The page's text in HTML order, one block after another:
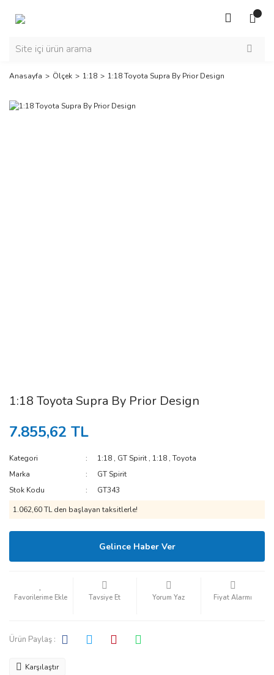
Anasayfa Ölçek 1:18 1:18 Toyota Supra By Prior Design
1:18 Toyota Supra By Prior Design
7.855,62 TL
Kategori 1:18 , GT Spirit , 1:18 ,Toyota
Marka
GT Spirit
Stok Kodu
GT343
1.062,60 TL den başlayan taksitlerle!
Gelince Haber Ver
Tavsiye Et Yorum Yaz Fiyat Alarmı
Ürün Paylaş :
Karşılaştır